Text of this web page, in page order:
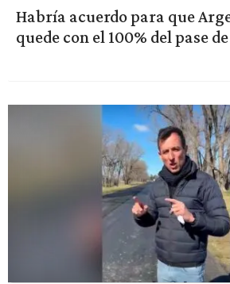
Habría acuerdo para que
quede con el 100% del pase